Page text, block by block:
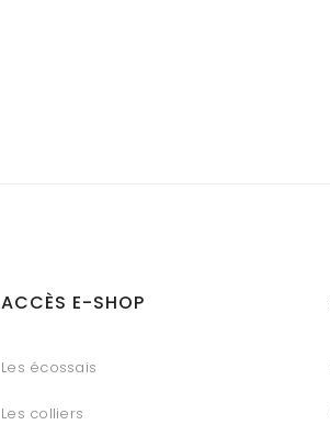
ACCÈS E-SHOP
Les écossais
Les colliers